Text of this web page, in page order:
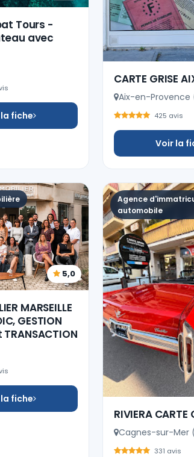
Tours -
avec
fiche
CARTE GRISE
Aix-en-Provence
425 avis
Voir la
5,0
MARSEILLE
GESTION
TRANSACTION
fiche
Agence
automobile
RIVIERA CARTE
Cagnes-sur-Mer
331 avis